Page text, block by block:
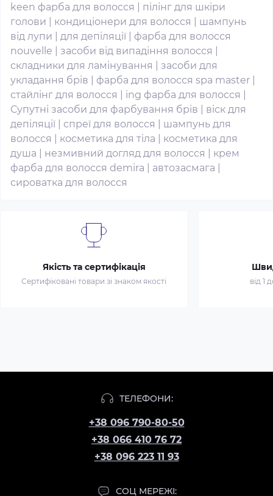
keen фарба для волосся
пілінг для шкіри
голови
кондиціонери для волосся
шампунь
від лупи
для депіляції
фарба для волосся
nouvelle
засоби від випадіння волосся
складники для ламінування
засоби для
укладання брів
фарба для волосся spa master
стайлінг для волосся
ing фарба для волосся
Супутні засоби для фарбування брів
віск для
депіляції
спреї для волосся
шампунь для
волосся
косметика для тіла
косметика для
душа
незмивний догляд для волосся
крем
фарба для волосся demira
автозасмага
сироватка для волосся
Якість та сертифікація
Сертифіковані товари зі знаком якості від 1
ТЕЛЕФОНИ:
+38 096 790-80-50
+38 066 410 76 72
+38 096 223 11 93
СОЦ МЕРЕЖІ: